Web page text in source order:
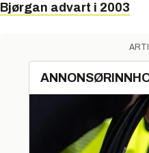
Bjørgan advart i 2003